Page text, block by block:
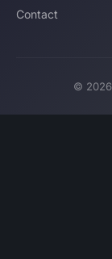
Contact
© 2026